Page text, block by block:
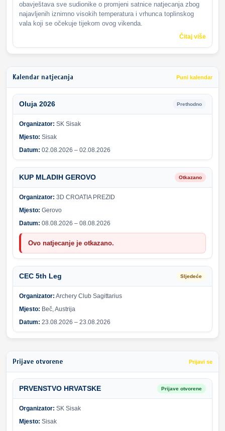
obavještava sve sudionike o promjeni satnice natjecanja zbog
najavljenih iznimno visokih temperatura i vrhunca toplinskog
vala koji se očekuje tijekom ovog vikenda.
Čitaj više
Kalendar natjecanja Puni kalendar
Oluja 2026 Prethodno
Organizator: SK Sisak
Mjesto: Sisak
Datum: 02.08.2026 – 02.08.2026
KUP MLADIH GEROVO Otkazano
Organizator: 3D CROATIA PREZID
Mjesto: Gerovo
Datum: 08.08.2026 – 08.08.2026
Ovo natjecanje je otkazano.
CEC 5th Leg Sljedeće
Organizator: Archery Club Sagittarius
Mjesto: Beč, Austrija
Datum: 23.08.2026 – 23.08.2026
Prijave otvorene Prijavi se
PRVENSTVO HRVATSKE Prijave otvorene
Organizator: SK Sisak
Mjesto: Sisak